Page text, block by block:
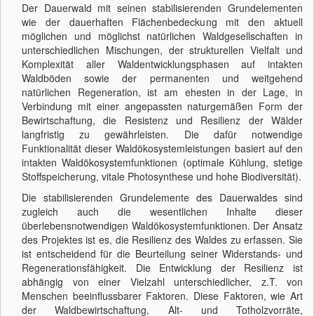
Der Dauerwald mit seinen stabilisierenden Grundelementen
wie der dauerhaften Flächenbedeckung mit den aktuell
möglichen und möglichst natürlichen Waldgesellschaften in
unterschiedlichen Mischungen, der strukturellen Vielfalt und
Komplexität aller Waldentwicklungsphasen auf intakten
Waldböden sowie der permanenten und weitgehend
natürlichen Regeneration, ist am ehesten in der Lage, in
Verbindung mit einer angepassten naturgemäßen Form der
Bewirtschaftung, die Resistenz und Resilienz der Wälder
langfristig zu gewährleisten. Die dafür notwendige
Funktionalität dieser Waldökosystemleistungen basiert auf den
intakten Waldökosystemfunktionen (optimale Kühlung, stetige
Stoffspeicherung, vitale Photosynthese und hohe Biodiversität).
Die stabilisierenden Grundelemente des Dauerwaldes sind
zugleich auch die wesentlichen Inhalte dieser
überlebensnotwendigen Waldökosystemfunktionen. Der Ansatz
des Projektes ist es, die Resilienz des Waldes zu erfassen. Sie
ist entscheidend für die Beurteilung seiner Widerstands- und
Regenerationsfähigkeit. Die Entwicklung der Resilienz ist
abhängig von einer Vielzahl unterschiedlicher, z.T. von
Menschen beeinflussbarer Faktoren. Diese Faktoren, wie Art
der Waldbewirtschaftung, Alt- und Totholzvorräte,